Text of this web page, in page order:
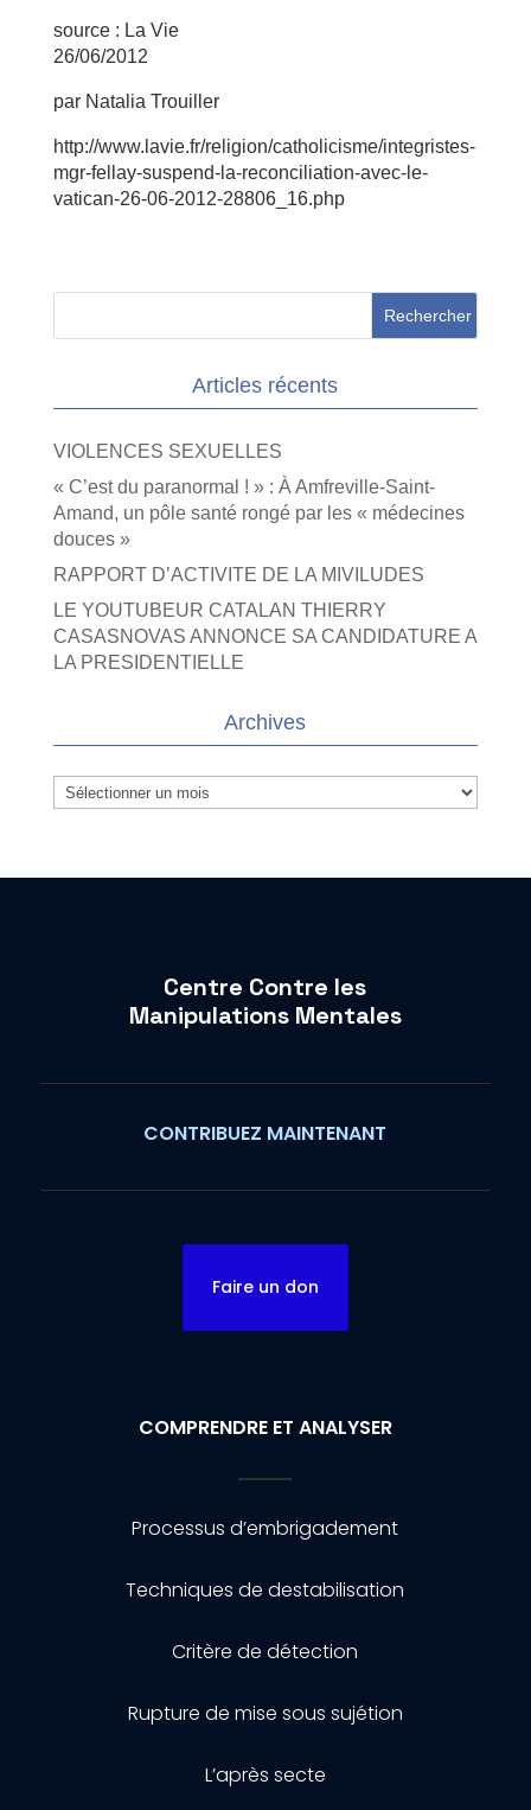
source : La Vie
26/06/2012
par Natalia Trouiller
http://www.lavie.fr/religion/catholicisme/integristes-
mgr-fellay-suspend-la-reconciliation-avec-le-
vatican-26-06-2012-28806_16.php
Articles récents
VIOLENCES SEXUELLES
« C’est du paranormal ! » : À Amfreville-Saint-
Amand, un pôle santé rongé par les « médecines
douces »
RAPPORT D’ACTIVITE DE LA MIVILUDES
LE YOUTUBEUR CATALAN THIERRY
CASASNOVAS ANNONCE SA CANDIDATURE A
LA PRESIDENTIELLE
Archives
Archives
Centre Contre les
Manipulations Mentales
CONTRIBUEZ MAINTENANT
Faire un don
COMPRENDRE ET ANALYSER
Processus d’embrigadement
Techniques de destabilisation
Critère de détection
Rupture de mise sous sujétion
L’après secte